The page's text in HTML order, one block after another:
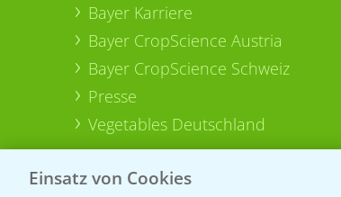
Bayer Karriere
Bayer CropScience Austria
Bayer CropScience Schweiz
Presse
Vegetables Deutschland
Einsatz von Cookies